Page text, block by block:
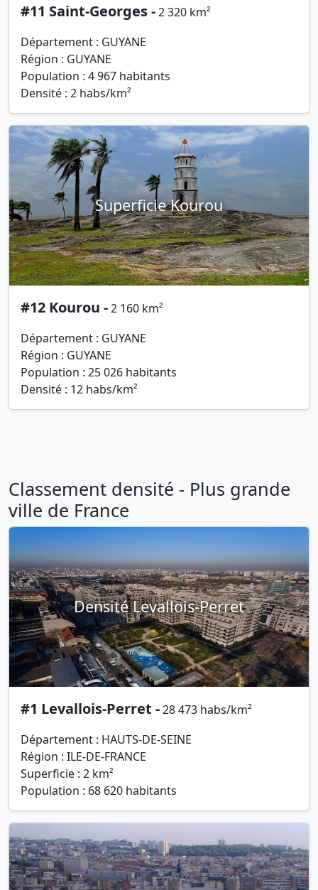
#11 Saint-Georges -2 320 km²
Département : GUYANE
Région : GUYANE
Population : 4 967 habitants
Densité : 2 habs/km²
Superficie Kourou
#12 Kourou -2 160 km²
Département : GUYANE
Région : GUYANE
Population : 25 026 habitants
Densité : 12 habs/km²
Classement densité - Plus grande
ville de France
Densité Levallois-Perret
#1 Levallois-Perret -28 473 habs/km²
Département : HAUTS-DE-SEINE
Région : ILE-DE-FRANCE
Superficie : 2 km²
Population : 68 620 habitants